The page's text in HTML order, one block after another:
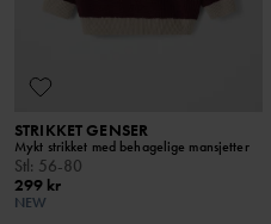
STRIKKET GENSER
Mykt strikket med behagelige mansjetter
Stl: 56-80
299 kr
NEW